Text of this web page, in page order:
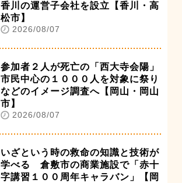
香川の運営子会社を設立【香川・高
松市】
2026/08/07
参加者２人が死亡の「西大寺会陽」
市民中心の１０００人を対象に祭り
などのイメージ調査へ【岡山・岡山
市】
2026/08/07
いざという時の救命の知識と技術が
学べる 倉敷市の商業施設で「赤十
字講習１００周年キャラバン」【岡